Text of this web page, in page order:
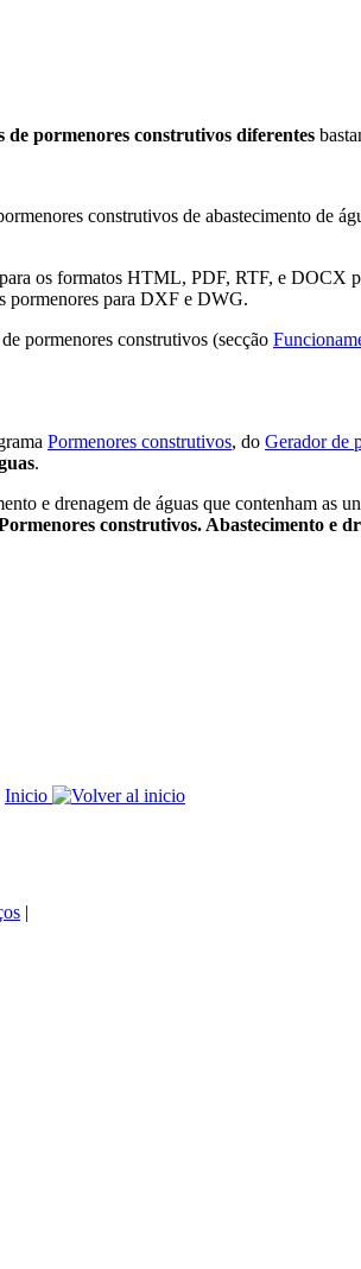
de pormenores construtivos diferentes
construtivos de abastecimento de
os formatos HTML, PDF, RTF, e DOCX
pormenores para DXF e DWG.
pormenores construtivos (secção
Pormenores construtivos, do Gerador de
.
e drenagem de águas que contenham as
construtivos. Abastecimento e
Inicio
|